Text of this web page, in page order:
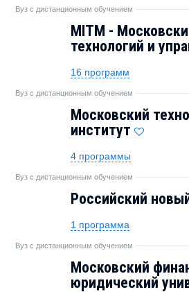
Вуз с дистанционным обучением
MITM -
технологий и
16 программ
Вуз с дистанционным обучением
Московский
институт
4 программы
Вуз с дистанционным обучением
Российский
1 программа
Вуз с дистанционным обучением
Московский
юридический